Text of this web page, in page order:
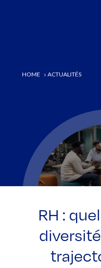
HOME 5 ACTUALITÉS
RH :